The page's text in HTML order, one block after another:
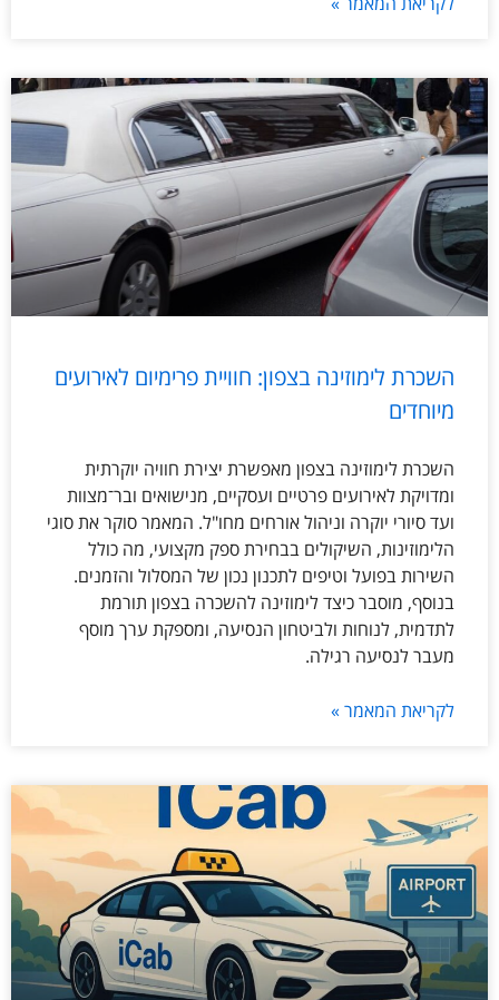
השכרת לימוזינה בצפון: חוויית פרימיום לאירועים
מיוחדים
השכרת לימוזינה בצפון מאפשרת יצירת חוויה יוקרתית
ומדויקת לאירועים פרטיים ועסקיים, מנישואים ובר־מצוות
ועד סיורי יוקרה וניהול אורחים מחו"ל. המאמר סוקר את סוגי
הלימוזינות, השיקולים בבחירת ספק מקצועי, מה כולל
השירות בפועל וטיפים לתכנון נכון של המסלול והזמנים.
בנוסף, מוסבר כיצד לימוזינה להשכרה בצפון תורמת
לתדמית, לנוחות ולביטחון הנסיעה, ומספקת ערך מוסף
מעבר לנסיעה רגילה.
לקריאת המאמר »